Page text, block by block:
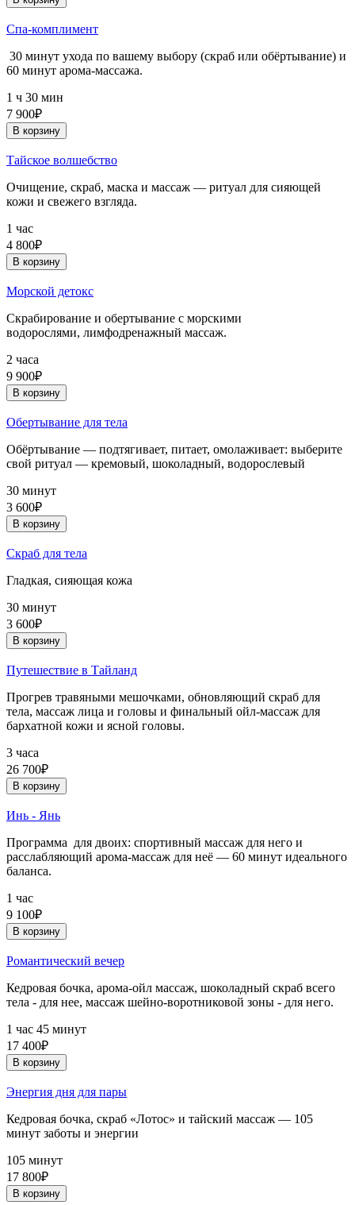
Спа-комплимент
30 минут ухода по вашему выбору (скраб или обёртывание) и
60 минут арома-массажа.
1 ч 30 мин
7 900₽
В корзину
Тайское волшебство
Очищение, скраб, маска и массаж — ритуал для сияющей
кожи и свежего взгляда.
1 час
4 800₽
В корзину
Морской детокс
Скрабирование и обертывание с морскими
водорослями, лимфодренажный массаж.
2 часа
9 900₽
В корзину
Обертывание для тела
Обёртывание — подтягивает, питает, омолаживает: выберите
свой ритуал — кремовый, шоколадный, водорослевый
30 минут
3 600₽
В корзину
Скраб для тела
Гладкая, сияющая кожа
30 минут
3 600₽
В корзину
Путешествие в Тайланд
Прогрев травяными мешочками, обновляющий скраб для
тела, массаж лица и головы и финальный ойл-массаж для
бархатной кожи и ясной головы.
3 часа
26 700₽
В корзину
Инь - Янь
Программа для двоих: спортивный массаж для него и
расслабляющий арома-массаж для неё — 60 минут идеального
баланса.
1 час
9 100₽
В корзину
Романтический вечер
Кедровая бочка, арома-ойл массаж, шоколадный скраб всего
тела - для нее, массаж шейно-воротниковой зоны - для него.
1 час 45 минут
17 400₽
В корзину
Энергия дня для пары
Кедровая бочка, скраб «Лотос» и тайский массаж — 105
минут заботы и энергии
105 минут
17 800₽
В корзину